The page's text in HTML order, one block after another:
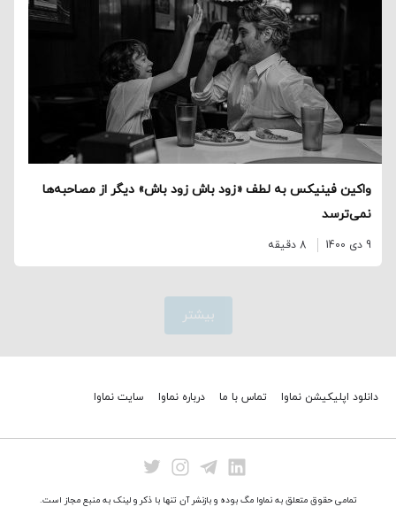
واکین فینیکس به لطف «زود باش زود باش» دیگر از مصاحبه‌ها
نمی‌ترسد
9 دی 1400 8 دقیقه
بیشتر
دانلود اپلیکیشن نماوا تماس با ما درباره نماوا سایت نماوا
تمامی حقوق متعلق به نماوا مگ بوده و بازنشر آن تنها با ذکر و لینک به منبع مجاز است.